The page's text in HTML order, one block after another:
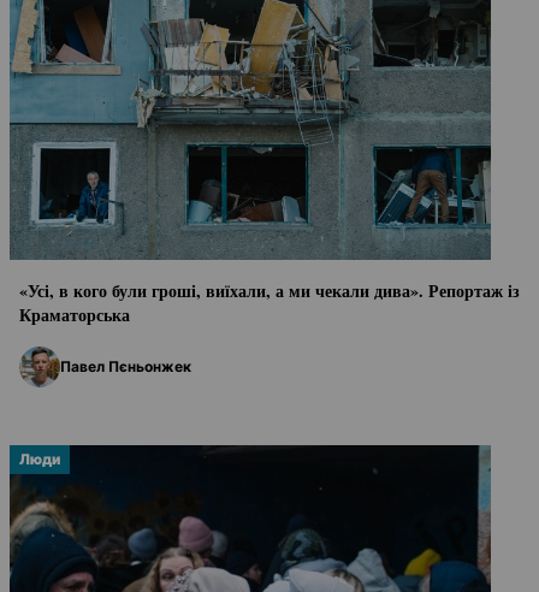
«Усі, в кого були гроші, виїхали, а ми чекали дива». Репортаж із
Краматорська
Павел Пєньонжек
Люди